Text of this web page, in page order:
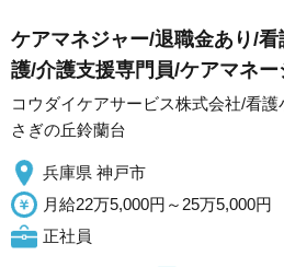
ケアマネジャー/退職金あり/
護/介護支援専門員/ケアマネー
コウダイケアサービス株式会社/看
さぎの丘鈴蘭台
兵庫県 神戸市
月給22万5,000円～25万5,000円
正社員